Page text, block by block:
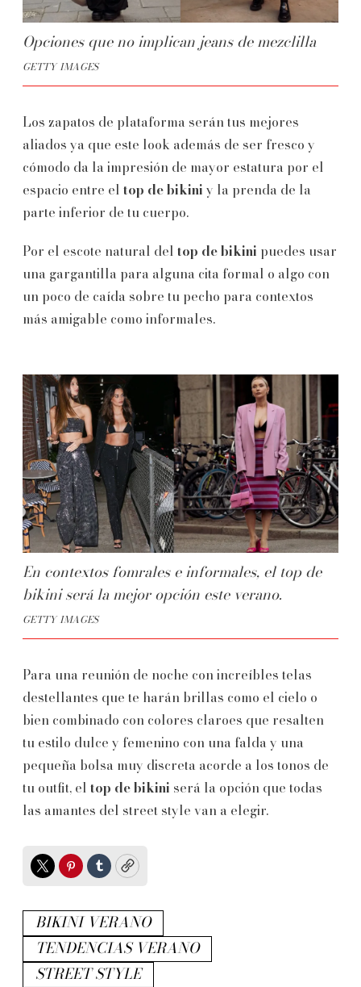
Opciones que no implican jeans de mezclilla
GETTY IMAGES
Los zapatos de plataforma serán tus mejores
aliados ya que este look además de ser fresco y
cómodo da la impresión de mayor estatura por el
espacio entre el top de bikini y la prenda de la
parte inferior de tu cuerpo.
Por el escote natural del top de bikini puedes usar
una gargantilla para alguna cita formal o algo con
un poco de caída sobre tu pecho para contextos
más amigable como informales.
En contextos fomrales e informales, el top de
bikini será la mejor opción este verano.
GETTY IMAGES
Para una reunión de noche con increíbles telas
destellantes que te harán brillas como el cielo o
bien combinado con colores claroes que resalten
tu estilo dulce y femenino con una falda y una
pequeña bolsa muy discreta acorde a los tonos de
tu outfit, el top de bikini será la opción que todas
las amantes del street style van a elegir.
TwitterPinterest
TumblrCopy
BIKINI VERANO
TENDENCIAS VERANO
STREET STYLE